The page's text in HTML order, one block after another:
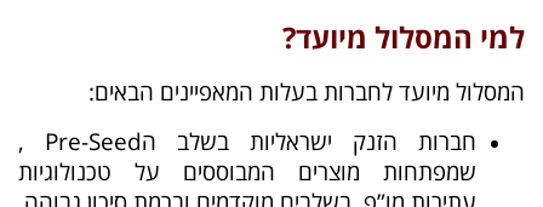
למי המסלול מיועד?
המסלול מיועד לחברות בעלות המאפיינים הבאים:
חברות הזנק ישראליות בשלב הPre-Seed ,
שמפתחות מוצרים המבוססים על טכנולוגיות